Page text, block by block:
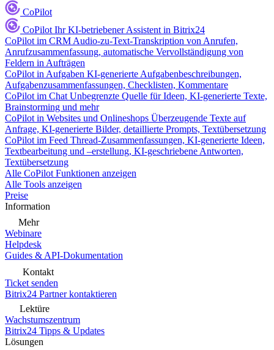
CoPilot
CoPilot Ihr KI-betriebener Assistent in Bitrix24
CoPilot im CRM Audio-zu-Text-Transkription von Anrufen,
Anrufzusammenfassung, automatische Vervollständigung von
Feldern in Aufträgen
CoPilot in Aufgaben KI-generierte Aufgabenbeschreibungen,
Aufgabenzusammenfassungen, Checklisten, Kommentare
CoPilot im Chat Unbegrenzte Quelle für Ideen, KI-generierte Texte,
Brainstorming und mehr
CoPilot in Websites und Onlineshops Überzeugende Texte auf
Anfrage, KI-generierte Bilder, detaillierte Prompts, Textübersetzung
CoPilot im Feed Thread-Zusammenfassungen, KI-generierte Ideen,
Textbearbeitung und –erstellung, KI-geschriebene Antworten,
Textübersetzung
Alle CoPilot Funktionen anzeigen
Alle Tools anzeigen
Preise
Information
Mehr
Webinare
Helpdesk
Guides & API-Dokumentation
Kontakt
Ticket senden
Bitrix24 Partner kontaktieren
Lektüre
Wachstumszentrum
Bitrix24 Tipps & Updates
Lösungen